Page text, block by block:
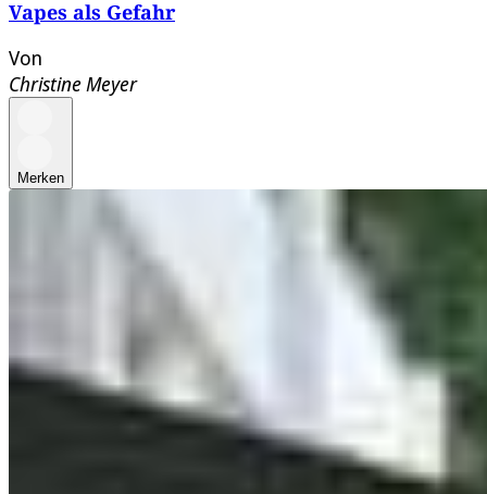
Vapes als Gefahr
Von
Christine Meyer
Merken